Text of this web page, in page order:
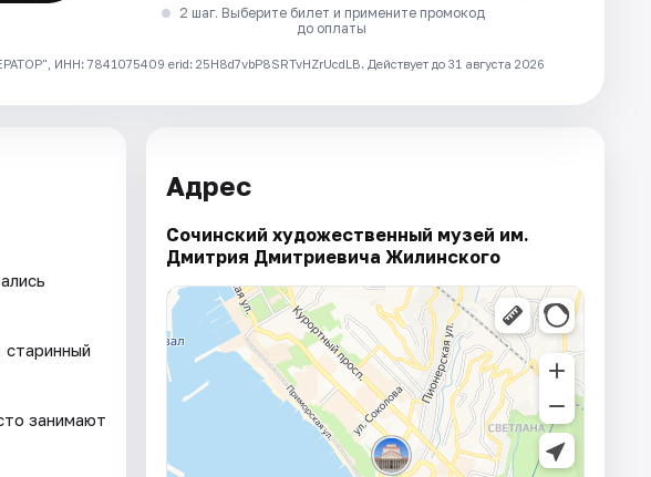
2 шаг. Выберите билет и примените промокод
до оплаты
ИНН: 7841075409 erid: 25H8d7vbP8SRTvHZrUcdLB. Действует до 31 августа 2026
занимают
Адрес
Сочинский художественный музей им.
Дмитрия Дмитриевича Жилинского